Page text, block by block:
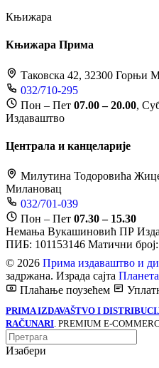
Књижара
Књижара Прима
Таковска 42, 32300 Горњи
032/710-295
Пон – Пет 07.00 – 20.00,
Издаваштво
Централа и канцеларије
Милутина Тодоровића
Милановац
032/701-039
Пон – Пет 07.30 – 15.30
Немања Вукашиновић ПР
ПИБ: 101153146 Матични
© 2026 Прима издаваштво и
задржана. Израда сајта
Плаћање поузећем
PRIMA IZDAVAŠTVO I
RAČUNARI. PREMIUM E-
Изабери